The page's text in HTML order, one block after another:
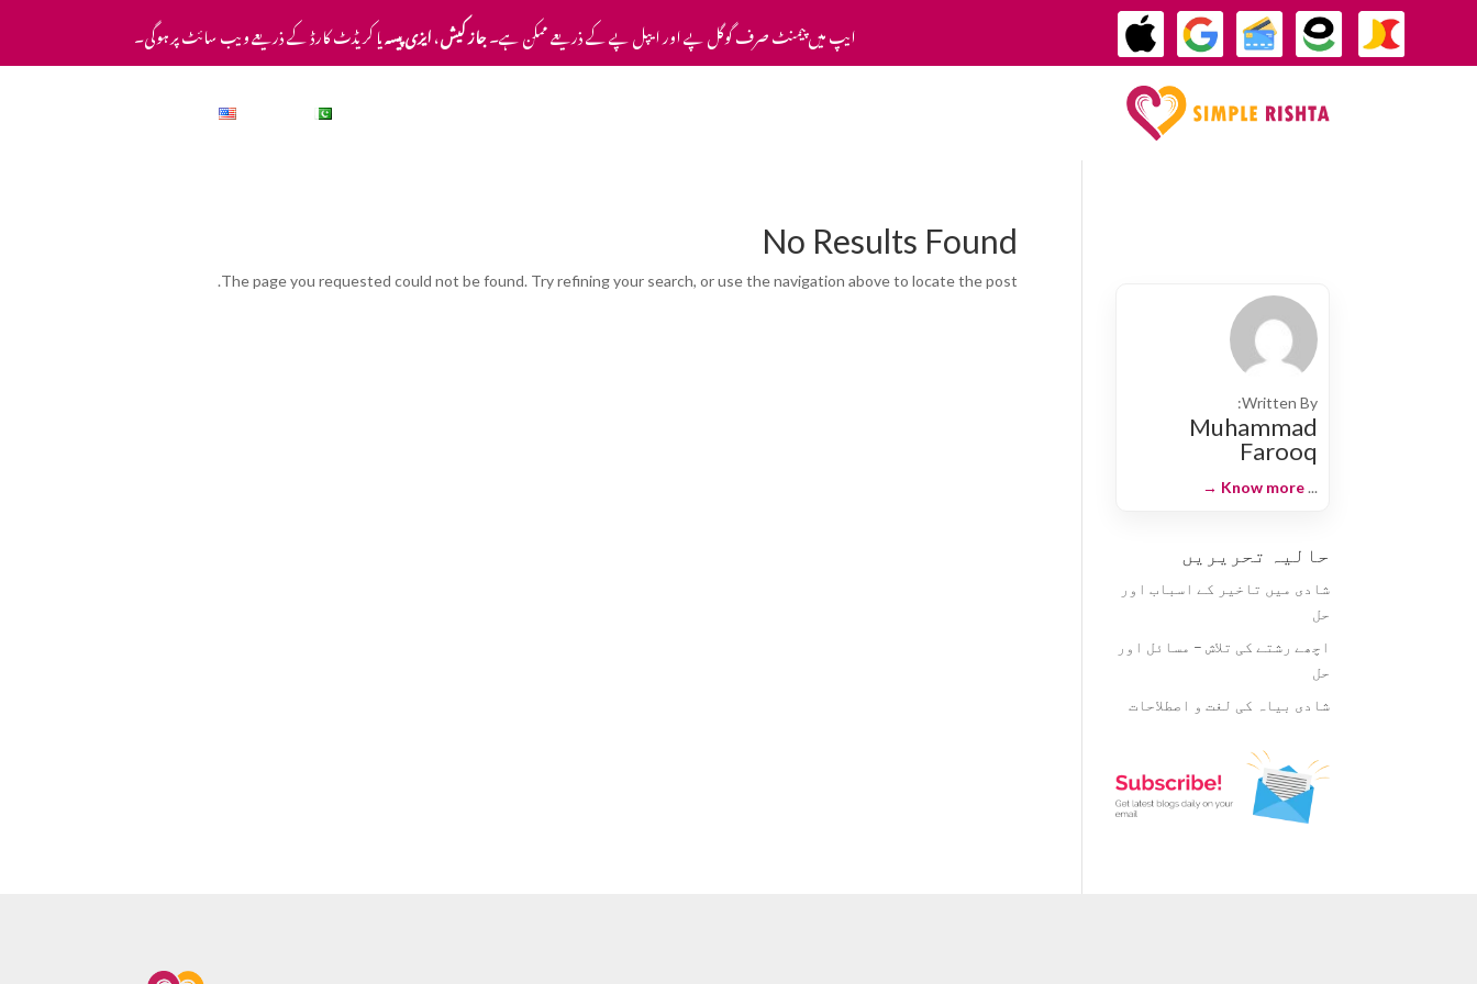
ایپ میں پیمنٹ صرف گوگل پے اور ایپل پے کے ذریعے ممکن ہے۔جاز کیش،ایزی پیسہیا کریڈٹ کارڈ کے ذریعے ویب سائٹ پر ہوگی۔
No Results Found
The page you requested could not be found. Try refining your search, or use the navigation above to locate the post.
Written By:
Muhammad
Farooq
...
Know more →
حالیہ تحریریں
شادی میں تاخیر کے اسباب اور
حل
اچھے رشتے کی تلاش – مسائل اور
حل
شادی بیاہ کی لغت و اصطلاحات